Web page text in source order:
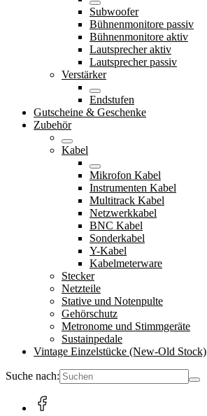
Subwoofer
Bühnenmonitore passiv
Bühnenmonitore aktiv
Lautsprecher aktiv
Lautsprecher passiv
Verstärker
Endstufen
Gutscheine & Geschenke
Zubehör
Kabel
Mikrofon Kabel
Instrumenten Kabel
Multitrack Kabel
Netzwerkkabel
BNC Kabel
Sonderkabel
Y-Kabel
Kabelmeterware
Stecker
Netzteile
Stative und Notenpulte
Gehörschutz
Metronome und Stimmgeräte
Sustainpedale
Vintage Einzelstücke (New-Old Stock)
Suche nach: